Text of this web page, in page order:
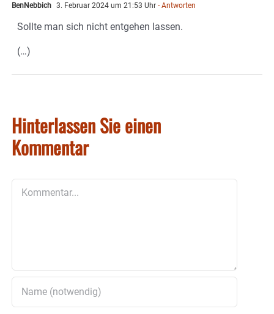
BenNebbich 3. Februar 2024 um 21:53 Uhr - Antworten
Sollte man sich nicht entgehen lassen.
(…)
Hinterlassen Sie einen
Kommentar